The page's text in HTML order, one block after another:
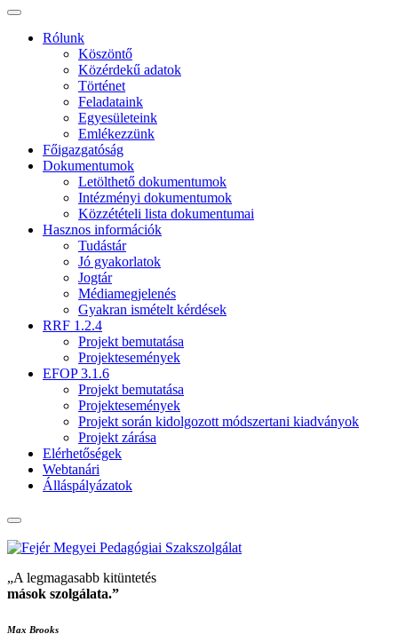
Rólunk
Köszöntő
Közérdekű adatok
Történet
Feladataink
Egyesületeink
Emlékezzünk
Főigazgatóság
Dokumentumok
Letölthető dokumentumok
Intézményi dokumentumok
Közzétételi lista dokumentumai
Hasznos információk
Tudástár
Jó gyakorlatok
Jogtár
Médiamegjelenés
Gyakran ismételt kérdések
RRF 1.2.4
Projekt bemutatása
Projektesemények
EFOP 3.1.6
Projekt bemutatása
Projektesemények
Projekt során kidolgozott módszertani kiadványok
Projekt zárása
Elérhetőségek
Webtanári
Álláspályázatok
„A legmagasabb kitüntetés
mások szolgálata.”
Max Brooks